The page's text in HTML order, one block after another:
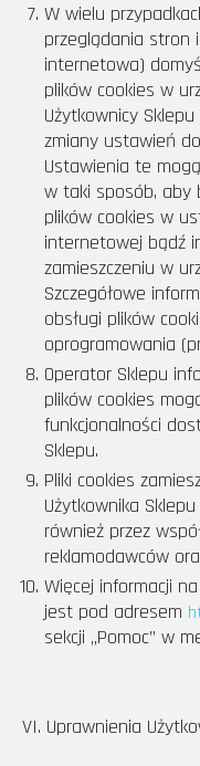
W wielu
przeglądania stron
internetowa)
plików cookies w
Użytkownicy
zmiany ustawień
Ustawienia te
w taki sposób, aby
plików cookies w
internetowej bądź
zamieszczeniu w
Szczegółowe
obsługi plików
oprogramowania
Operator Sklepu
plików cookies
funkcjonalności
Sklepu.
Pliki cookies
Użytkownika
również przez
reklamodawców
Więcej informacji
jest pod adresem
sekcji „Pomoc” w
VI. Uprawnienia